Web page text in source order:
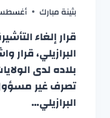
بثينة مبارك أغسطس 6,
قرار إلغاء
البرازيلي،
بلاده لدى
تصرف غير
البرازيلي…